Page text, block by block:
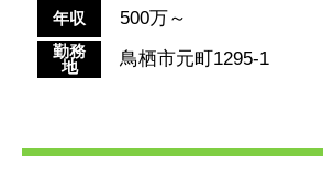
年収 500万～
勤務
地
鳥栖市元町1295-1